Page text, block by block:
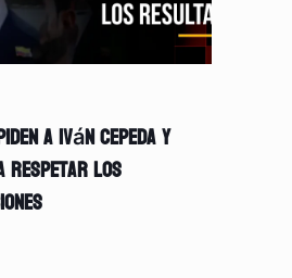
a Iván Cepeda y
respetar los